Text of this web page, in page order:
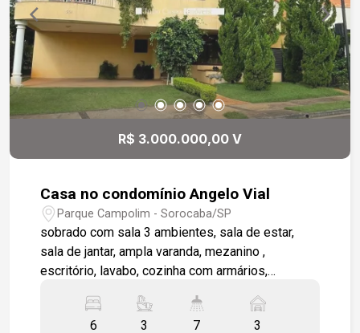
mais 4 veículos descobertos.
R$ 3.000.000,00 V
Casa no condomínio Angelo Vial
Parque Campolim - Sorocaba/SP
sobrado com sala 3 ambientes, sala de estar,
sala de jantar, ampla varanda, mezanino ,
escritório, lavabo, cozinha com armários,
depósito, 6 dormitórios 3 sendo suítes 1 sendo
máster com closet e hidro, , wc social,
6 3 7 3